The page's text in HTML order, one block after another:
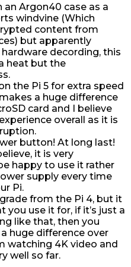
an Argon40 case as a
windvine (Which
content from
but apparently
decording, this
heat but the
the Pi 5 for extra speed
a huge difference
card and I believe
overall as it is
button! At long last!
it is very
happy to use it rather
supply every time
Pi.
from the Pi 4, but it
you use it for, if it’s just a
like that, then you
huge difference over
watching 4K video and
well so far.